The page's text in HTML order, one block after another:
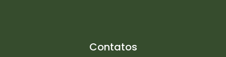
Contatos